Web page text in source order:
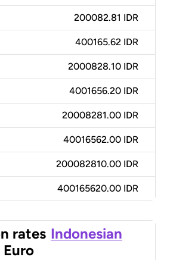
200082.81 IDR
400165.62 IDR
2000828.10 IDR
4001656.20 IDR
20008281.00 IDR
40016562.00 IDR
200082810.00 IDR
400165620.00 IDR
rates Indonesian
Euro